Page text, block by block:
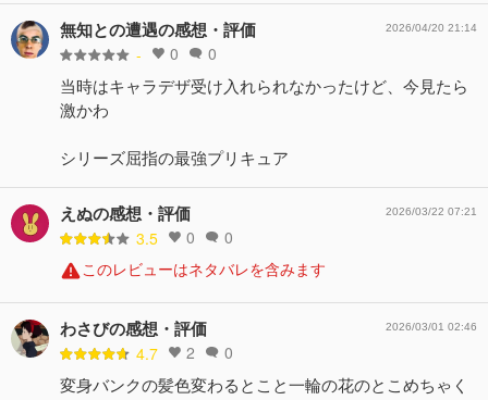
無知との遭遇の感想・評価
- 0 0
2026/04/20 21:14
当時はキャラデザ受け入れられなかったけど、今見たら
激かわ
シリーズ屈指の最強プリキュア
えぬの感想・評価
3.5 0 0
2026/03/22 07:21
このレビューはネタバレを含みます
わさびの感想・評価
4.7 2 0
2026/03/01 02:46
変身バンクの髪色変わるとこと一輪の花のとこめちゃく